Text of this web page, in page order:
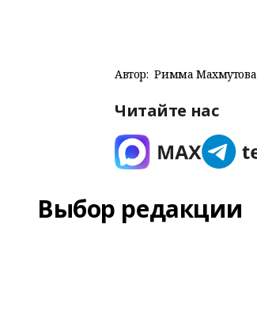
Автор: Римма Махмутова
Читайте нас
Выбор редакции